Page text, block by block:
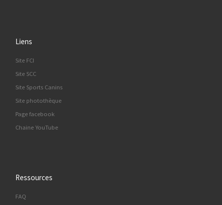
Liens
Site FCI
Site SCC
Site Sports Canins
Site photothèque
Page facebook
Chaine YouTube
Ressources
FAQ